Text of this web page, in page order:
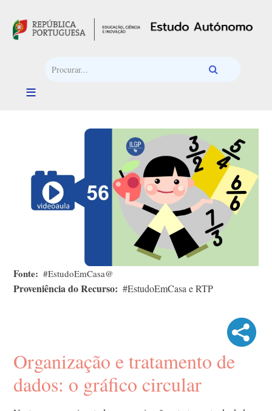
Fonte #EstudoEmCasa@
Proveniência do Recurso #EstudoEmCasa e RTP
Organização e tratamento de
dados: o gráfico circular